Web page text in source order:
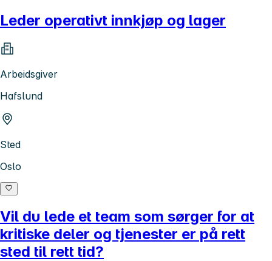
Leder operativt innkjøp og lager
Arbeidsgiver
Hafslund
Sted
Oslo
Vil du lede et team som sørger for at
kritiske deler og tjenester er på rett
sted til rett tid?